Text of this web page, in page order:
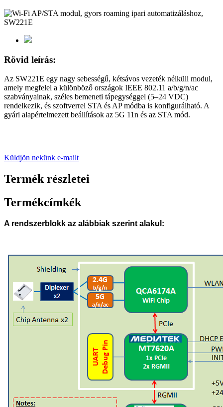
Rövid leírás:
Az SW221E egy nagy sebességű, kétsávos vezeték nélküli modul,
amely megfelel a különböző országok IEEE 802.11 a/b/g/n/ac
szabványainak, széles bemeneti tápegységgel (5–24 VDC)
rendelkezik, és szoftverrel STA és AP módba is konfigurálható. A
gyári alapértelmezett beállítások az 5G 11n és az STA mód.
Küldjön nekünk e-mailt
Termék részletei
Termékcímkék
A rendszerblokk az alábbiak szerint alakul: